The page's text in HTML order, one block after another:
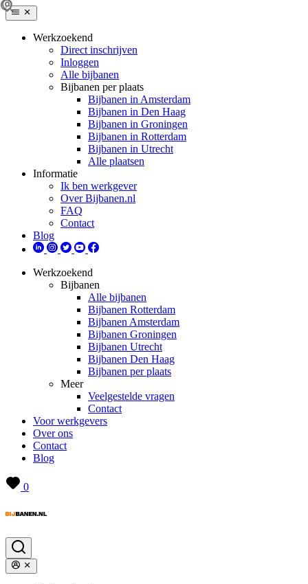
Werkzoekend
Direct inschrijven
Inloggen
Alle bijbanen
Bijbanen per plaats
Bijbanen in Amsterdam
Bijbanen in Den Haag
Bijbanen in Groningen
Bijbanen in Rotterdam
Bijbanen in Utrecht
Alle plaatsen
Informatie
Ik ben werkgever
Over Bijbanen.nl
FAQ
Contact
Blog
Werkzoekend
Bijbanen
Alle bijbanen
Bijbanen Rotterdam
Bijbanen Amsterdam
Bijbanen Groningen
Bijbanen Utrecht
Bijbanen Den Haag
Bijbanen per plaats
Meer
Veelgestelde vragen
Contact
Voor werkgevers
Over ons
Contact
Blog
0